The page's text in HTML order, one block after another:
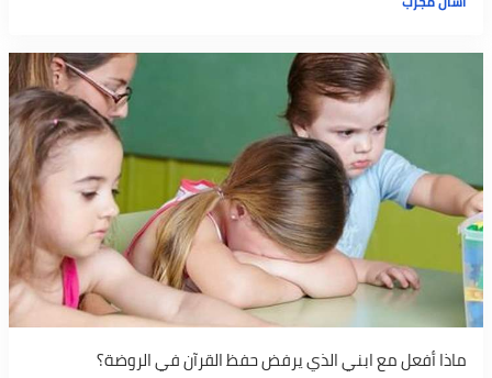
ماذا أفعل مع ابني الذي يرفض حفظ القرآن في الروضة؟